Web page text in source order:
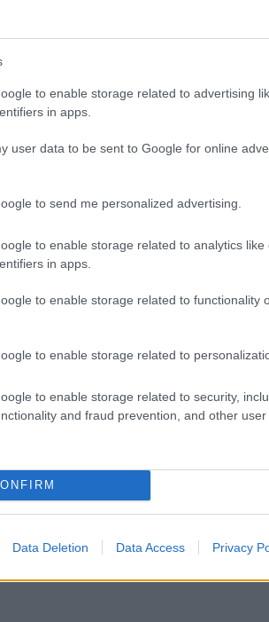
to enable storage related to advertising
in apps.
user data to be sent to Google for online
to send me personalized advertising.
to enable storage related to analytics like
in apps.
to enable storage related to functionality
to enable storage related to
to enable storage related to security,
and fraud prevention, and other user
Data Deletion Data Access Privacy